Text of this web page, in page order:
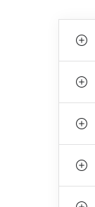
o
t
r
n
a
e
o
i